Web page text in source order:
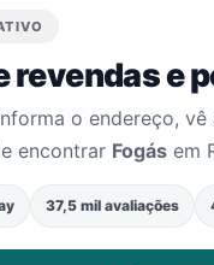
revendas e
o endereço,
encontrar Fogás em
37,5 mil avaliações